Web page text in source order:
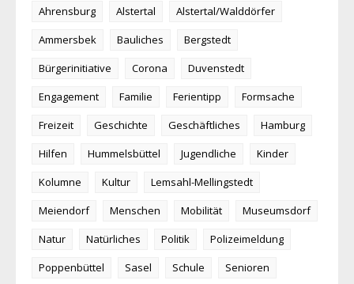
Ahrensburg Alstertal
Alstertal/Walddörfer
Ammersbek
Bauliches
Bergstedt
Bürgerinitiative
Corona
Duvenstedt
Engagement
Familie Ferientipp
Formsache
Freizeit
Geschichte Geschäftliches
Hamburg
Hilfen
Hummelsbüttel Jugendliche
Kinder
Kolumne
Kultur
Lemsahl-Mellingstedt
Meiendorf
Menschen Mobilität
Museumsdorf
Natur
Natürliches Politik
Polizeimeldung
Poppenbüttel
Sasel Schule
Senioren